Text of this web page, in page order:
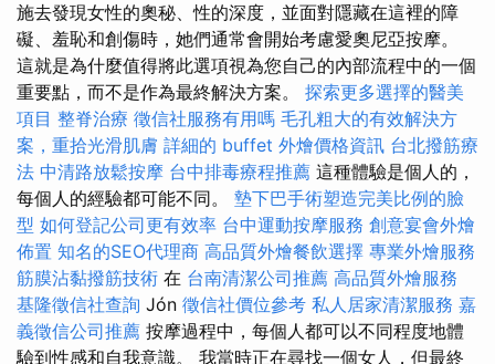
施去發現女性的奧秘、性的深度，並面對隱藏在這裡的障
礙、羞恥和創傷時，她們通常會開始考慮愛奧尼亞按摩。
這就是為什麼值得將此選項視為您自己的內部流程中的一個
重要點，而不是作為最終解決方案。 探索更多選擇的醫美
項目 整脊治療 徵信社服務有用嗎 毛孔粗大的有效解決方
案，重拾光滑肌膚 詳細的 buffet 外燴價格資訊 台北撥筋療
法 中清路放鬆按摩 台中排毒療程推薦 這種體驗是個人的，
每個人的經驗都可能不同。 墊下巴手術塑造完美比例的臉
型 如何登記公司更有效率 台中運動按摩服務 創意宴會外燴
佈置 知名的SEO代理商 高品質外燴餐飲選擇 專業外燴服務
筋膜沾黏撥筋技術 在 台南清潔公司推薦 高品質外燴服務
基隆徵信社查詢 Jón 徵信社價位參考 私人居家清潔服務 嘉
義徵信公司推薦 按摩過程中，每個人都可以不同程度地體
驗到性感和自我意識。 我當時正在尋找一個女人，但最終